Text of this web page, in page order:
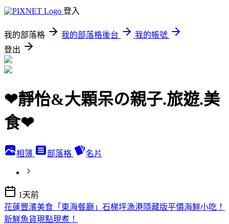
登入
我的部落格 我的部落格後台
我的帳號
登出
❤靜怡&大顆呆の親子.旅遊.美
食❤
相簿 部落格 名片
1天前
花蓮豐濱美食「東海餐廳」石梯坪漁港隱藏版平價海鮮小吃！
新鮮魚貨現點現煮！